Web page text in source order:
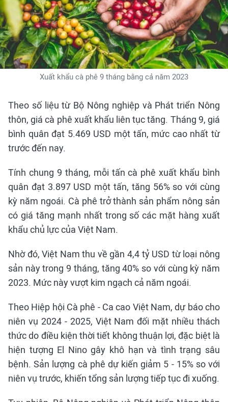
Xuất khẩu cà phê 9 tháng bằng cả năm 2023
Theo số liệu từ Bộ Nông nghiệp và Phát triển Nông
thôn, giá cà phê xuất khẩu liên tục tăng. Tháng 9, giá
bình quân đạt 5.469 USD một tấn, mức cao nhất từ
trước đến nay.
Tính chung 9 tháng, mỗi tấn cà phê xuất khẩu bình
quân đạt 3.897 USD một tấn, tăng 56% so với cùng
kỳ năm ngoái. Cà phê trở thành sản phẩm nông sản
có giá tăng mạnh nhất trong số các mặt hàng xuất
khẩu chủ lực của Việt Nam.
Nhờ đó, Việt Nam thu về gần 4,4 tỷ USD từ loại nông
sản này trong 9 tháng, tăng 40% so với cùng kỳ năm
2023. Mức này vượt kim ngạch cả năm ngoái.
Theo Hiệp hội Cà phê - Ca cao Việt Nam, dự báo cho
niên vụ 2024 - 2025, Việt Nam đối mặt nhiều thách
thức do điều kiện thời tiết không thuận lợi, đặc biệt là
hiện tượng El Nino gây khô hạn và tình trạng sâu
bệnh. Sản lượng cà phê dự kiến giảm 5 - 15% so với
niên vụ trước, khiến tổng sản lượng tiếp tục đi xuống.